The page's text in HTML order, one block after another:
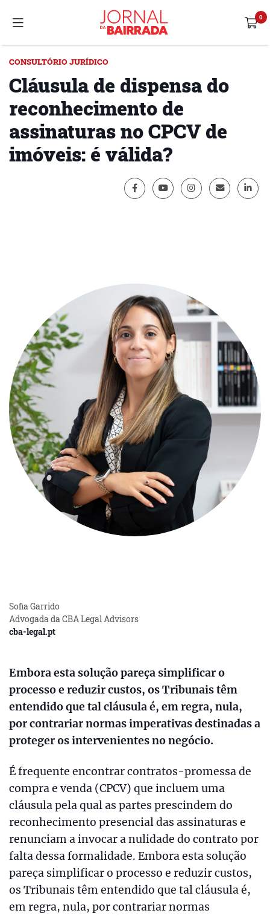
CONSULTÓRIO JURÍDICO
Cláusula de dispensa do
reconhecimento de
assinaturas no CPCV de
imóveis: é válida?
Sofia Garrido
Advogada da CBA Legal Advisors
cba-legal.pt
Embora esta solução pareça simplificar o
processo e reduzir custos, os Tribunais têm
entendido que tal cláusula é, em regra, nula,
por contrariar normas imperativas destinadas a
proteger os intervenientes no negócio.
É frequente encontrar contratos-promessa de
compra e venda (CPCV) que incluem uma
cláusula pela qual as partes prescindem do
reconhecimento presencial das assinaturas e
renunciam a invocar a nulidade do contrato por
falta dessa formalidade. Embora esta solução
pareça simplificar o processo e reduzir custos,
os Tribunais têm entendido que tal cláusula é,
em regra, nula, por contrariar normas